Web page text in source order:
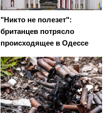
"Никто не полезет":
британцев потрясло
происходящее в Одессе